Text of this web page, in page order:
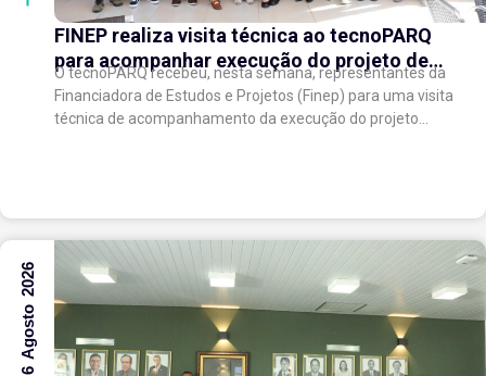
FINEP realiza visita técnica ao tecnoPARQ
para acompanhar execução do projeto de
expansão do Parque Tecnológico
O tecnoPARQ recebeu, nesta semana, representantes da
Financiadora de Estudos e Projetos (Finep) para uma visita
técnica de acompanhamento da execução do projeto
6 Agosto 2026